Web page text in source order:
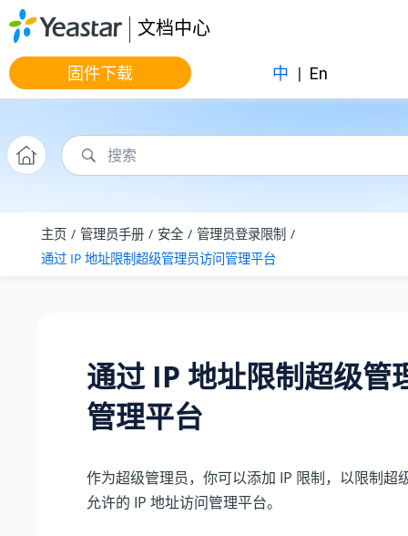
跳转到主要内容
文档中心
固件下载 中 | En
主页 管理员手册 安全
管理员登录限制
通过 IP 地址限制超级管理员访问管理平台
通过 IP 地址限制超级管
管理平台
作为超级管理员，你可以添加 IP 限制，以限制超
允许的 IP 地址访问管理平台。